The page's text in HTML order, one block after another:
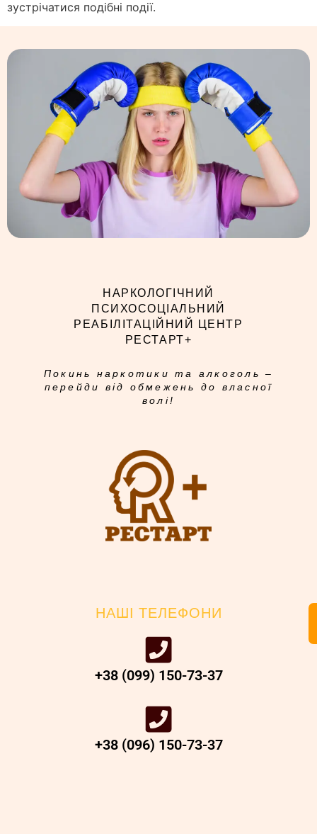
зустрічатися подібні події.
НАРКОЛОГІЧНИЙ
ПСИХОСОЦІАЛЬНИЙ
РЕАБІЛІТАЦІЙНИЙ ЦЕНТР
РЕСТАРТ+
Покинь наркотики та алкоголь –
перейди від обмежень до власної
волі!
НАШІ ТЕЛЕФОНИ
+38 (099) 150-73-37
+38 (096) 150-73-37